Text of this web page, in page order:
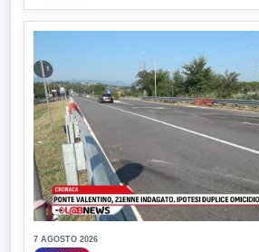
7 AGOSTO 2026